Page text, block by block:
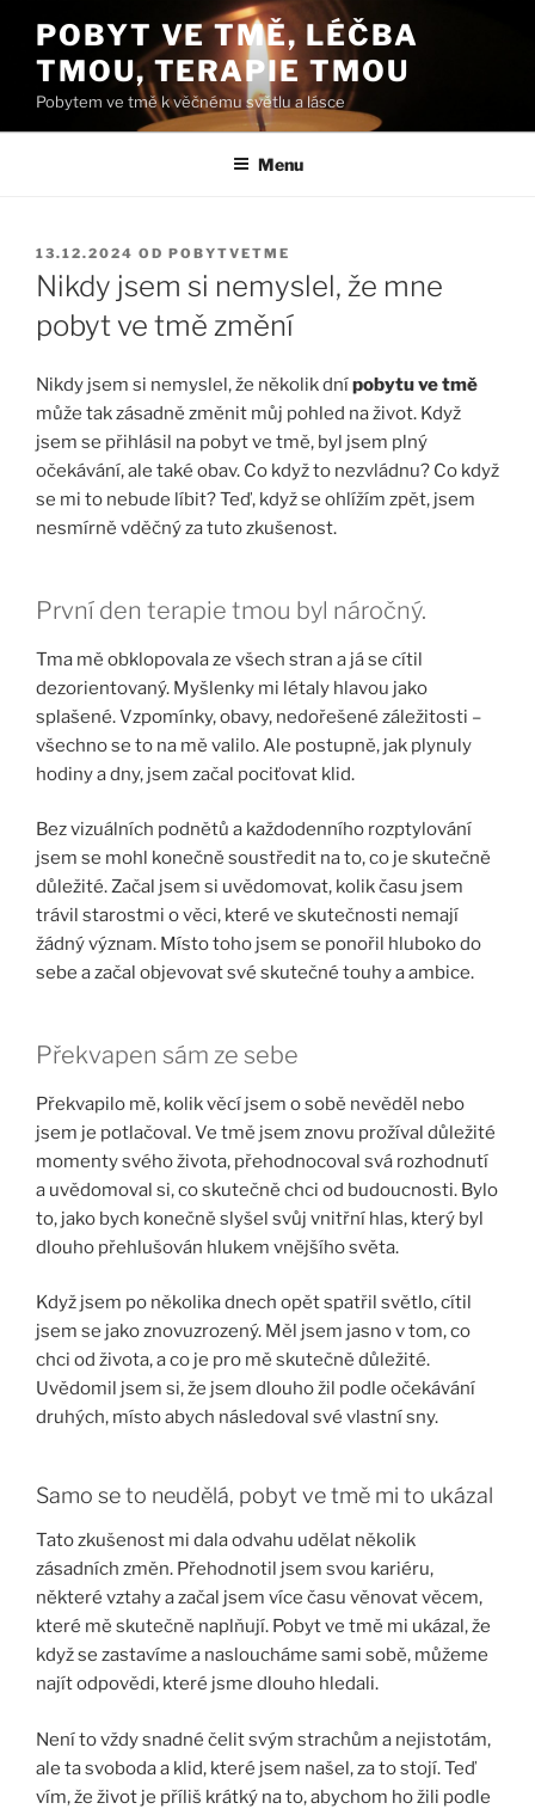
obsahu
webu
POBYT VE TMĚ, LÉČBA
TMOU, TERAPIE TMOU
Pobytem ve tmě k věčnému světlu a lásce
Menu
PUBLIKOVÁNO
13.12.2024 OD POBYTVETME
Nikdy jsem si nemyslel, že mne
pobyt ve tmě změní
Nikdy jsem si nemyslel, že několik dnípobytu ve tmě
může tak zásadně změnit můj pohled na život. Když
jsem se přihlásil na pobyt ve tmě, byl jsem plný
očekávání, ale také obav. Co když to nezvládnu? Co když
se mi to nebude líbit? Teď, když se ohlížím zpět, jsem
nesmírně vděčný za tuto zkušenost.
První den terapie tmou byl náročný.
Tma mě obklopovala ze všech stran a já se cítil
dezorientovaný. Myšlenky mi létaly hlavou jako
splašené. Vzpomínky, obavy, nedořešené záležitosti –
všechno se to na mě valilo. Ale postupně, jak plynuly
hodiny a dny, jsem začal pociťovat klid.
Bez vizuálních podnětů a každodenního rozptylování
jsem se mohl konečně soustředit na to, co je skutečně
důležité. Začal jsem si uvědomovat, kolik času jsem
trávil starostmi o věci, které ve skutečnosti nemají
žádný význam. Místo toho jsem se ponořil hluboko do
sebe a začal objevovat své skutečné touhy a ambice.
Překvapen sám ze sebe
Překvapilo mě, kolik věcí jsem o sobě nevěděl nebo
jsem je potlačoval. Ve tmě jsem znovu prožíval důležité
momenty svého života, přehodnocoval svá rozhodnutí
a uvědomoval si, co skutečně chci od budoucnosti. Bylo
to, jako bych konečně slyšel svůj vnitřní hlas, který byl
dlouho přehlušován hlukem vnějšího světa.
Když jsem po několika dnech opět spatřil světlo, cítil
jsem se jako znovuzrozený. Měl jsem jasno v tom, co
chci od života, a co je pro mě skutečně důležité.
Uvědomil jsem si, že jsem dlouho žil podle očekávání
druhých, místo abych následoval své vlastní sny.
Samo se to neudělá, pobyt ve tmě mi to ukázal
Tato zkušenost mi dala odvahu udělat několik
zásadních změn. Přehodnotil jsem svou kariéru,
některé vztahy a začal jsem více času věnovat věcem,
které mě skutečně naplňují. Pobyt ve tmě mi ukázal, že
když se zastavíme a nasloucháme sami sobě, můžeme
najít odpovědi, které jsme dlouho hledali.
Není to vždy snadné čelit svým strachům a nejistotám,
ale ta svoboda a klid, které jsem našel, za to stojí. Teď
vím, že život je příliš krátký na to, abychom ho žili podle